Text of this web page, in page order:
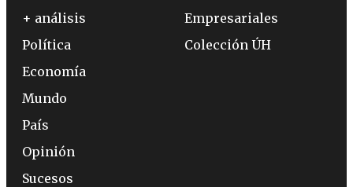
+ análisis
Política
Economía
Mundo
País
Opinión
Sucesos
Empresariales
Colección ÚH